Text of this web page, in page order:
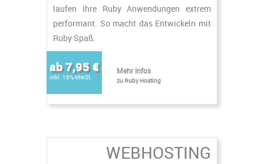
laufen Ihre Ruby Anwendungen extrem
performant. So macht das Entwickeln mit
Ruby Spaß.
ab 7,95 €
inkl. 19% MwSt.
Mehr infos
zu Ruby Hosting
WEBHOSTING